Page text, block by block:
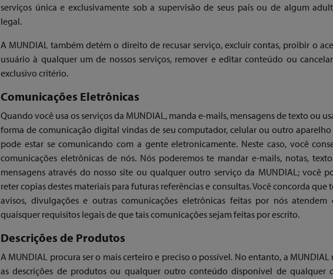
serviços única e exclusivamente sob a supervisão de seus pais ou de algum
legal.
A MUNDIAL também detém o direito de recusar serviço, excluir contas, proibir o
usuário à qualquer um de nossos serviços, remover e editar conteúdo ou
exclusivo critério.
Comunicações Eletrônicas
Quando você usa os serviços da MUNDIAL, manda e-mails, mensagens de texto ou
forma de comunicação digital vindas de seu computador, celular ou outro
pode estar se comunicando com a gente eletronicamente. Neste caso, você
comunicações eletrônicas de nós. Nós poderemos te mandar e-mails, notas,
mensagens através do nosso site ou qualquer outro serviço da MUNDIAL; você
reter copias destes materiais para futuras referências e consultas. Você concorda que
avisos, divulgações e outras comunicações eletrônicas feitas por nós atendem
quaisquer requisitos legais de que tais comunicações sejam feitas por escrito.
Descrições de Produtos
A MUNDIAL procura ser o mais certeiro e preciso o possível. No entanto, a
as descrições de produtos ou qualquer outro conteúdo disponível de qualquer